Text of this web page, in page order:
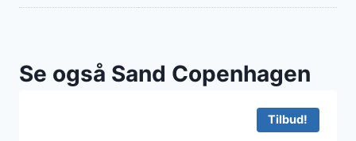
Se også Sand Copenhagen
Tilbud!